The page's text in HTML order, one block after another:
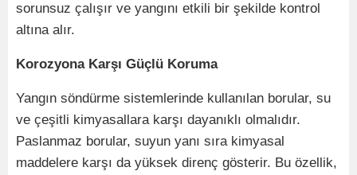
sorunsuz çalışır ve yangını etkili bir şekilde kontrol
altına alır.
Korozyona Karşı Güçlü Koruma
Yangın söndürme sistemlerinde kullanılan borular, su
ve çeşitli kimyasallara karşı dayanıklı olmalıdır.
Paslanmaz borular, suyun yanı sıra kimyasal
maddelere karşı da yüksek direnç gösterir. Bu özellik,